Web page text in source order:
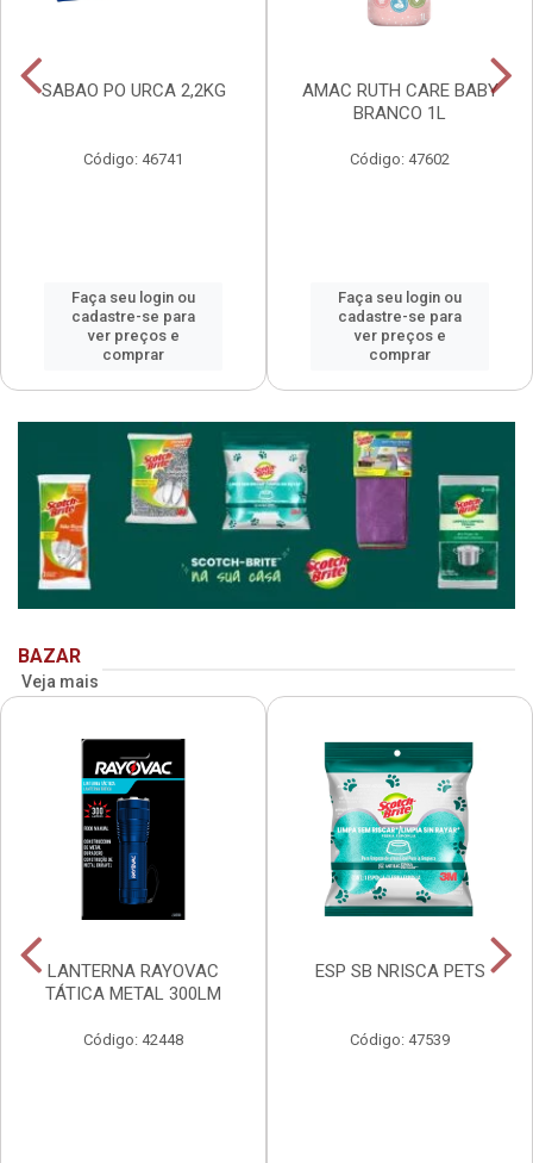
SABAO PO URCA 2,2KG
Código: 46741
Faça seu login ou
cadastre-se para
ver preços e
comprar
AMAC RUTH CARE BABY
BRANCO 1L
Código: 47602
Faça seu login ou
cadastre-se para
ver preços e
comprar
BAZAR
Veja mais
LANTERNA RAYOVAC
TÁTICA METAL 300LM
Código: 42448
ESP SB NRISCA PETS
Código: 47539